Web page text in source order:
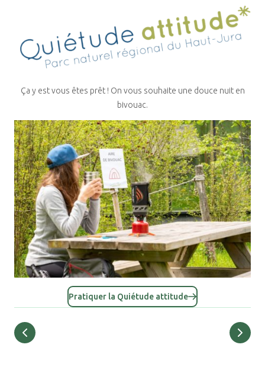
Ça y est vous êtes prêt ! On vous souhaite une douce nuit en
bivouac.
Pratiquer la Quiétude attitude